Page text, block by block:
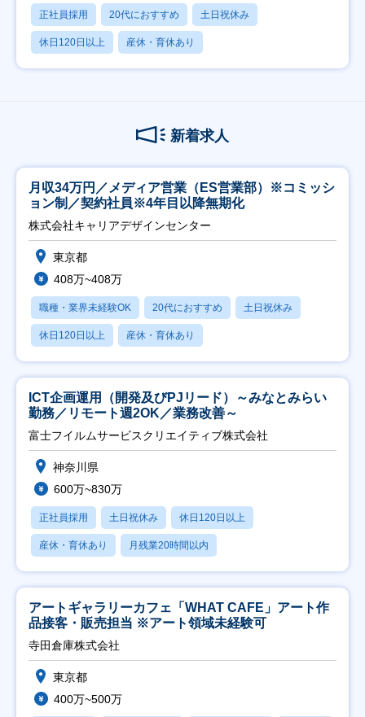
正社員採用 20代におすすめ 土日祝休み
休日120日以上 産休・育休あり
新着求人
月収34万円／メディア営業（ES営業部）※コミッシ
ョン制／契約社員※4年目以降無期化
株式会社キャリアデザインセンター
東京都
408万~408万
職種・業界未経験OK 20代におすすめ 土日祝休み
休日120日以上 産休・育休あり
ICT企画運用（開発及びPJリード）～みなとみらい
勤務／リモート週2OK／業務改善～
富士フイルムサービスクリエイティブ株式会社
神奈川県
600万~830万
正社員採用 土日祝休み 休日120日以上
産休・育休あり 月残業20時間以内
アートギャラリーカフェ「WHAT CAFE」アート作
品接客・販売担当 ※アート領域未経験可
寺田倉庫株式会社
東京都
400万~500万